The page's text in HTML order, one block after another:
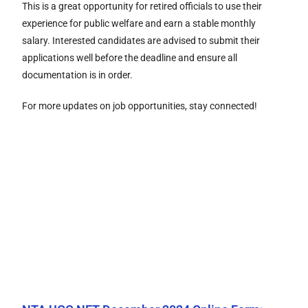
This is a great opportunity for retired officials to use their
experience for public welfare and earn a stable monthly
salary. Interested candidates are advised to submit their
applications well before the deadline and ensure all
documentation is in order.
For more updates on job opportunities, stay connected!